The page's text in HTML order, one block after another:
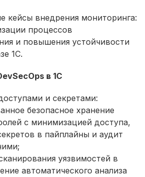
кейсы внедрения мониторинга:
процессов
и повышения устойчивости
1С.
в 1С
и секретами:
безопасное хранение
с минимизацией доступа,
в пайплайны и аудит
уязвимостей в
автоматического анализа